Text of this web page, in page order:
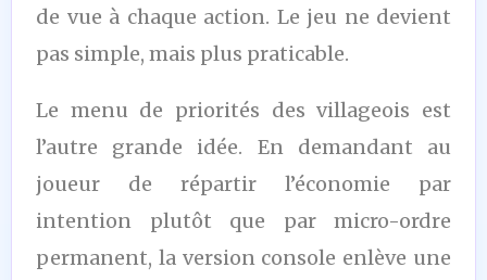
de vue à chaque action. Le jeu ne devient
pas simple, mais plus praticable.
Le menu de priorités des villageois est
l’autre grande idée. En demandant au
joueur de répartir l’économie par
intention plutôt que par micro-ordre
permanent, la version console enlève une